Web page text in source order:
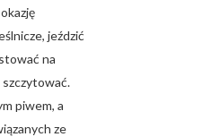
jeździć
na
piwem, a
ze